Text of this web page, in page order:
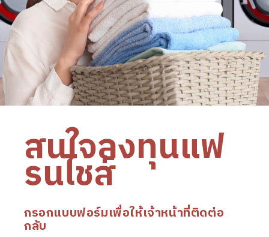
สนใจลงทุนแฟ
รนไชส์
กรอกแบบฟอร์มเพื่อให้เจ้าหน้าที่ติดต่อ
กลับ